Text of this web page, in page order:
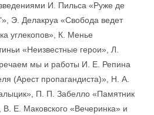
И. Пильса «Руже де
Э. Делакруа «Свобода ведет
углекопов», К. Менье
«Неизвестные герои», Л.
мы и работы И. Е. Репина
(Арест пропагандиста)», Н. А.
П. П. Забелло «Памятник
Е. Маковского «Вечеринка» и